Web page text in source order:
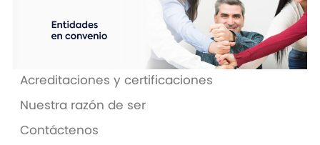
Acreditaciones y certificaciones
Nuestra razón de ser
Contáctenos